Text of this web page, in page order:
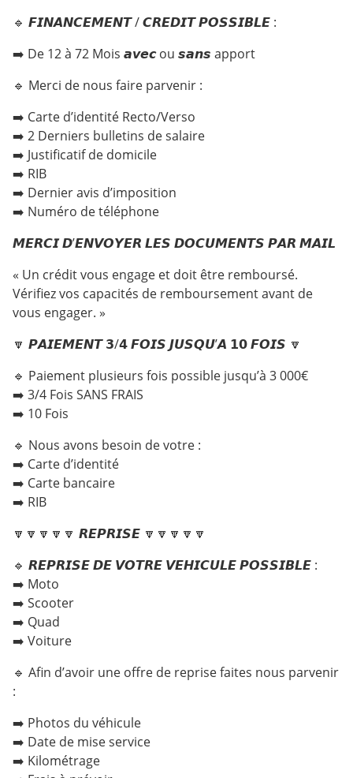
🔹 𝙁𝙄𝙉𝘼𝙉𝘾𝙀𝙈𝙀𝙉𝙏 / 𝘾𝙍𝙀𝘿𝙄𝙏 𝙋𝙊𝙎𝙎𝙄𝘽𝙇𝙀 :
➡️ De 12 à 72 Mois 𝙖𝙫𝙚𝙘 ou 𝙨𝙖𝙣𝙨 apport
🔹 Merci de nous faire parvenir :
➡️ Carte d’identité Recto/Verso
➡️ 2 Derniers bulletins de salaire
➡️ Justificatif de domicile
➡️ RIB
➡️ Dernier avis d’imposition
➡️ Numéro de téléphone
𝙈𝙀𝙍𝘾𝙄 𝘿’𝙀𝙉𝙑𝙊𝙔𝙀𝙍 𝙇𝙀𝙎 𝘿𝙊𝘾𝙐𝙈𝙀𝙉𝙏𝙎 𝙋𝘼𝙍 𝙈𝘼𝙄𝙇
« Un crédit vous engage et doit être remboursé.
Vérifiez vos capacités de remboursement avant de
vous engager. »
🔽 𝙋𝘼𝙄𝙀𝙈𝙀𝙉𝙏 𝟯/𝟰 𝙁𝙊𝙄𝙎 𝙅𝙐𝙎𝙌𝙐’𝘼 𝟭𝟬 𝙁𝙊𝙄𝙎 🔽
🔹 Paiement plusieurs fois possible jusqu’à 3 000€
➡️ 3/4 Fois SANS FRAIS
➡️ 10 Fois
🔹 Nous avons besoin de votre :
➡️ Carte d’identité
➡️ Carte bancaire
➡️ RIB
🔽🔽🔽🔽🔽 𝙍𝙀𝙋𝙍𝙄𝙎𝙀 🔽🔽🔽🔽🔽
🔹 𝙍𝙀𝙋𝙍𝙄𝙎𝙀 𝘿𝙀 𝙑𝙊𝙏𝙍𝙀 𝙑𝙀𝙃𝙄𝘾𝙐𝙇𝙀 𝙋𝙊𝙎𝙎𝙄𝘽𝙇𝙀 :
➡️ Moto
➡️ Scooter
➡️ Quad
➡️ Voiture
🔹 Afin d’avoir une offre de reprise faites nous parvenir
:
➡️ Photos du véhicule
➡️ Date de mise service
➡️ Kilométrage